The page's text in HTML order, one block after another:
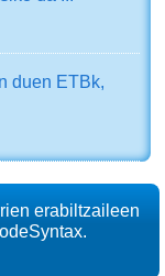
duen ETBk,
erabiltzaileen